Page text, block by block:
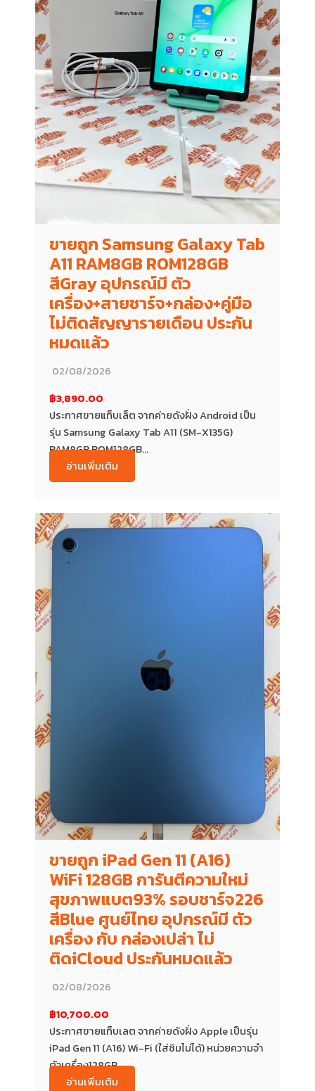
ขายถูก Samsung Galaxy Tab
A11 RAM8GB ROM128GB
สีGray อุปกรณ์มี ตัว
เครื่อง+สายชาร์จ+กล่อง+คู่มือ
ไม่ติดสัญญารายเดือน ประกัน
หมดแล้ว
02/08/2026
฿3,890.00
ประกาศขายแท็บเล็ต จากค่ายดังฝั่ง Android เป็น
รุ่น Samsung Galaxy Tab A11 (SM-X135G)
RAM8GB ROM128GB...
อ่านเพิ่มเติม
ขายถูก iPad Gen 11 (A16)
WiFi 128GB การันตีความใหม่
สุขภาพแบต93% รอบชาร์จ226
สีBlue ศูนย์ไทย อุปกรณ์มี ตัว
เครื่อง กับ กล่องเปล่า ไม่
ติดiCloud ประกันหมดแล้ว
02/08/2026
฿10,700.00
ประกาศขายแท็บเลต จากค่ายดังฝั่ง Apple เป็นรุ่น
iPad Gen 11 (A16) Wi-Fi (ใส่ซิมไม่ได้) หน่วยความจำ
ตัวเครื่อง128GB...
อ่านเพิ่มเติม